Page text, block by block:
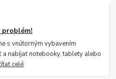
problém!
s vnútorným vybavením
a nabíjať notebooky, tablety alebo
celé